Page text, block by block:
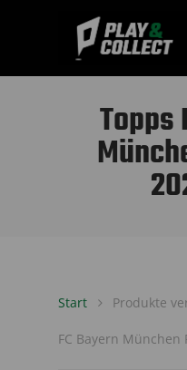
Topps
Start Produkte
FC Bayern München